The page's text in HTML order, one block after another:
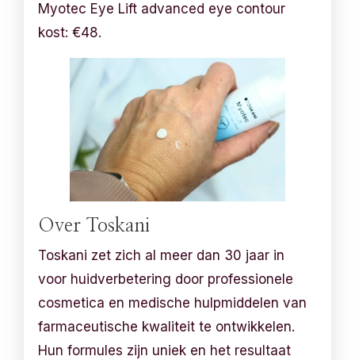
Myotec Eye Lift advanced eye contour
kost: €48.
Over Toskani
Toskani zet zich al meer dan 30 jaar in
voor huidverbetering door professionele
cosmetica en medische hulpmiddelen van
farmaceutische kwaliteit te ontwikkelen.
Hun formules zijn uniek en het resultaat